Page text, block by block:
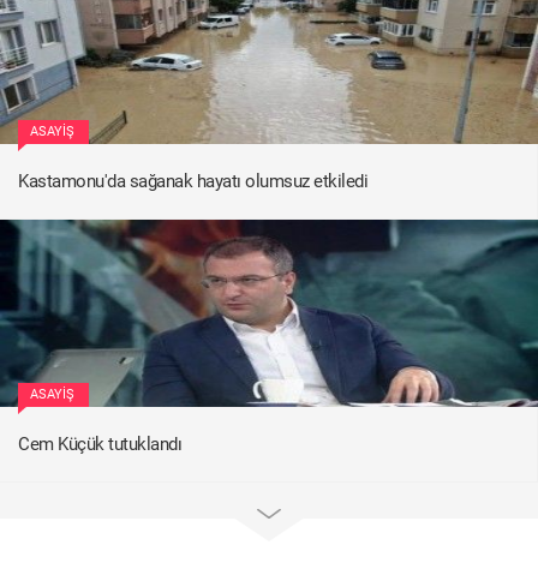
ASAYIŞ
Kastamonu'da sağanak hayatı olumsuz etkiledi
ASAYIŞ
Cem Küçük tutuklandı